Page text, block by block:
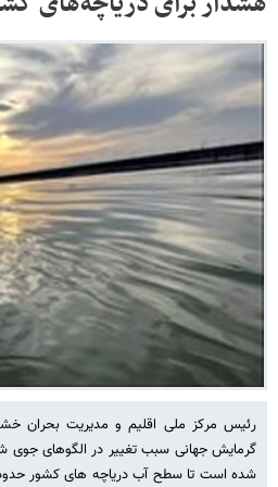
رئیس مرکز ملی اقلیم و مدیریت بحران
گرمایش جهانی سبب تغییر در الگوهای جوی